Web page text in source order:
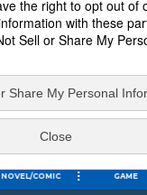
©柴・伏瀬・講談社／転スラ日記製作委員会
NOVEL/COMIC GAME